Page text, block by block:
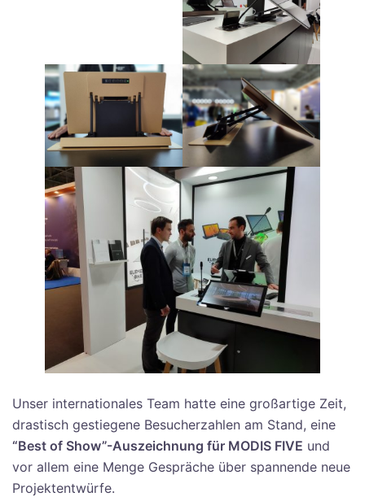
Unser internationales Team hatte eine großartige Zeit,
drastisch gestiegene Besucherzahlen am Stand, eine
“Best of Show”-Auszeichnung für MODIS FIVE und
vor allem eine Menge Gespräche über spannende neue
Projektentwürfe.